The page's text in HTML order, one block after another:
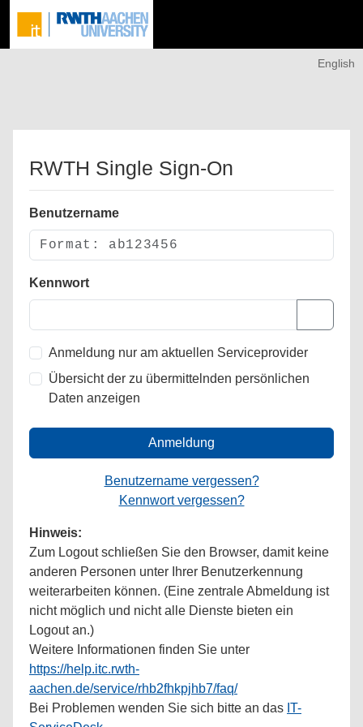
English
RWTH Single Sign-On
Benutzername
Kennwort
Anmeldung nur am aktuellen Serviceprovider
Übersicht der zu übermittelnden persönlichen
Daten anzeigen
Anmeldung
Benutzername vergessen?
Kennwort vergessen?
Hinweis:
Zum Logout schließen Sie den Browser, damit keine
anderen Personen unter Ihrer Benutzerkennung
weiterarbeiten können. (Eine zentrale Abmeldung ist
nicht möglich und nicht alle Dienste bieten ein
Logout an.)
Weitere Informationen finden Sie unter
https://help.itc.rwth-
aachen.de/service/rhb2fhkpjhb7/faq/
Bei Problemen wenden Sie sich bitte an das IT-